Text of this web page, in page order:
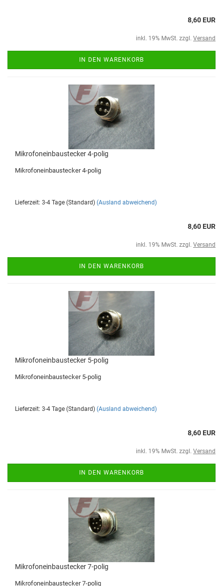
8,60 EUR
inkl. 19% MwSt. zzgl. Versand
IN DEN WARENKORB
Mikrofoneinbaustecker 4-polig
Mikrofoneinbaustecker 4-polig
Lieferzeit: 3-4 Tage (Standard) (Ausland abweichend)
8,60 EUR
inkl. 19% MwSt. zzgl. Versand
IN DEN WARENKORB
Mikrofoneinbaustecker 5-polig
Mikrofoneinbaustecker 5-polig
Lieferzeit: 3-4 Tage (Standard) (Ausland abweichend)
8,60 EUR
inkl. 19% MwSt. zzgl. Versand
IN DEN WARENKORB
Mikrofoneinbaustecker 7-polig
Mikrofoneinbaustecker 7-polig